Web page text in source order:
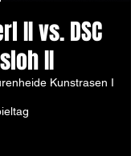
II vs. DSC
II
Kunstrasen I